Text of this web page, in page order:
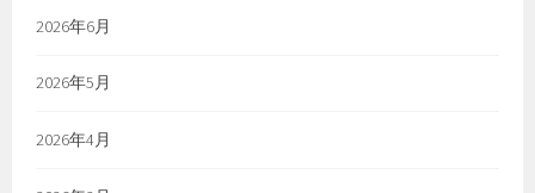
2026年6月
2026年5月
2026年4月